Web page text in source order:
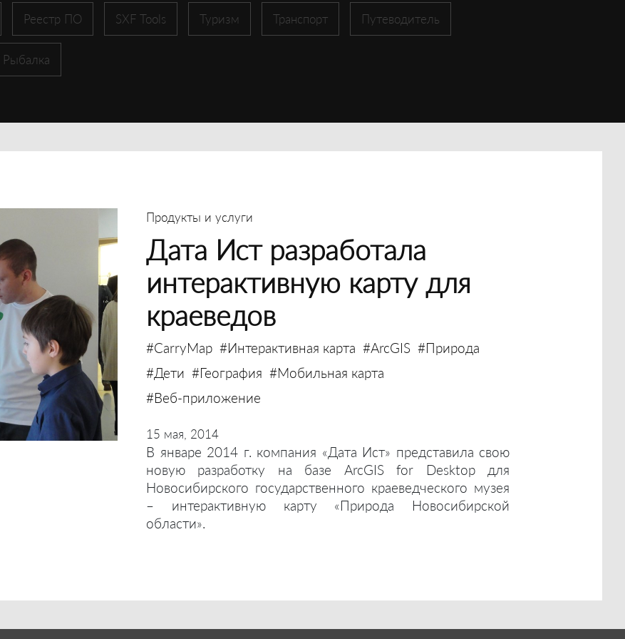
Реестр ПО SXF Tools Туризм Транспорт Путеводитель
Рыбалка
Продукты и услуги
Дата Ист разработала
интерактивную карту для
краеведов
#CarryMap #Интерактивная карта #ArcGIS #Природа
#Дети #География #Мобильная карта
#Веб-приложение
15 мая, 2014
В январе 2014 г. компания «Дата Ист» представила свою
новую разработку на базе ArcGIS for Desktop для
Новосибирского государственного краеведческого музея
– интерактивную карту «Природа Новосибирской
области».